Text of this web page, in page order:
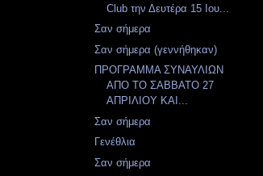
Club την Δευτέρα 15 Ιου...
Σαν σήμερα
Σαν σήμερα (γεννήθηκαν)
ΠΡΟΓΡΑΜΜΑ ΣΥΝΑΥΛΙΩΝ
ΑΠΟ ΤΟ ΣΑΒΒΑΤΟ 27
ΑΠΡΙΛΙΟΥ ΚΑΙ...
Σαν σήμερα
Γενέθλια
Σαν σήμερα